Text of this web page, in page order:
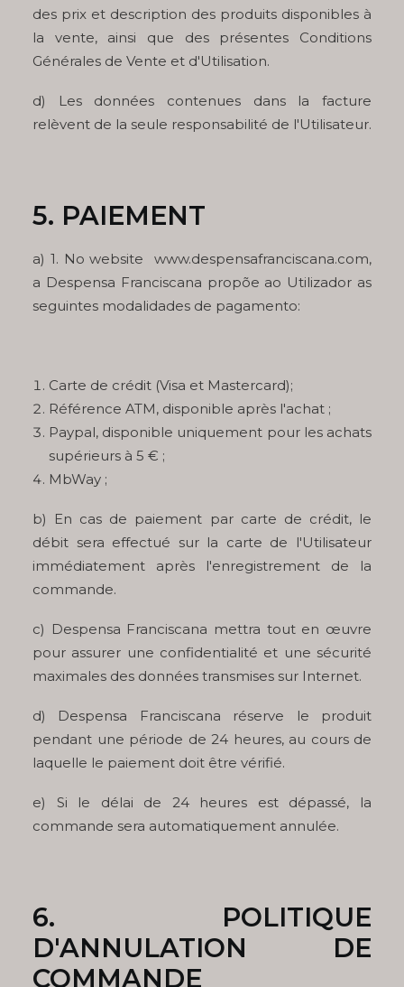
des prix et description des produits disponibles à
la vente, ainsi que des présentes Conditions
Générales de Vente et d'Utilisation.
d) Les données contenues dans la facture
relèvent de la seule responsabilité de l'Utilisateur.
5. PAIEMENT
a) 1. No website www.despensafranciscana.com,
a Despensa Franciscana propõe ao Utilizador as
seguintes modalidades de pagamento:
Carte de crédit (Visa et Mastercard);
Référence ATM, disponible après l'achat ;
Paypal, disponible uniquement pour les achats
supérieurs à 5 € ;
MbWay ;
b) En cas de paiement par carte de crédit, le
débit sera effectué sur la carte de l'Utilisateur
immédiatement après l'enregistrement de la
commande.
c) Despensa Franciscana mettra tout en œuvre
pour assurer une confidentialité et une sécurité
maximales des données transmises sur Internet.
d) Despensa Franciscana réserve le produit
pendant une période de 24 heures, au cours de
laquelle le paiement doit être vérifié.
e) Si le délai de 24 heures est dépassé, la
commande sera automatiquement annulée.
6. POLITIQUE
D'ANNULATION DE
COMMANDE